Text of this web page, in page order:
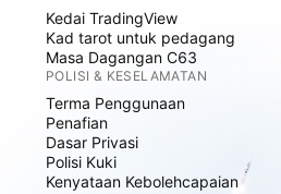
Kedai TradingView
Kad tarot untuk pedagang
Masa Dagangan C63
POLISI & KESELAMATAN
Terma Penggunaan
Penafian
Dasar Privasi
Polisi Kuki
Kenyataan Kebolehcapaian